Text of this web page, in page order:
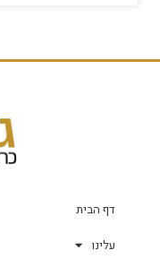
דף הבית
עלינו